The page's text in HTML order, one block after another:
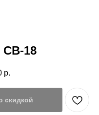
СВ-18
р.
скидкой